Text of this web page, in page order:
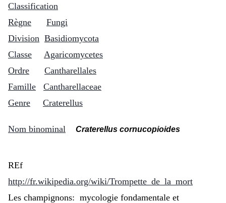
Classification
Règne
Fungi
Division Basidiomycota
Classe
Agaricomycetes
Ordre
Cantharellales
Famille
Cantharellaceae
Genre
Craterellus
Nom binominal Craterellus cornucopioides
REf
http://fr.wikipedia.org/wiki/Trompette_de_la_mort
Les champignons: mycologie fondamentale et